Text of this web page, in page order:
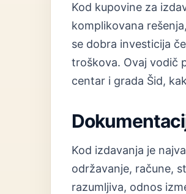
Kod kupovine za
komplikovana
se dobra investicija
troškova. Ovaj vodič
centar i grada Šid,
Kod izdavanja je
održavanje, račune,
razumljiva, odnos